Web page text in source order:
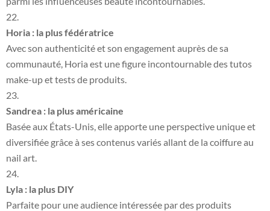
Horia : la plus fédératrice
Avec son authenticité et son engagement auprès de sa
communauté, Horia est une figure incontournable des tutos
make-up et tests de produits.
Sandrea : la plus américaine
Basée aux États-Unis, elle apporte une perspective unique et
diversifiée grâce à ses contenus variés allant de la coiffure au
nail art.
Lyla : la plus DIY
Parfaite pour une audience intéressée par des produits